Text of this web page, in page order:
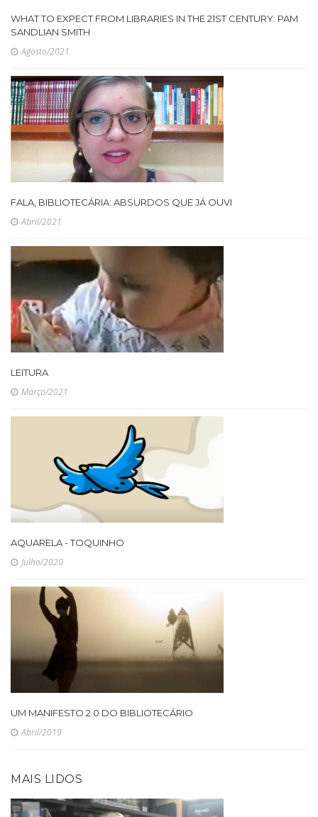
WHAT TO EXPECT FROM LIBRARIES IN THE 21ST CENTURY: PAM
SANDLIAN SMITH
Agosto/2021
FALA, BIBLIOTECÁRIA: ABSURDOS QUE JÁ OUVI
Abril/2021
LEITURA
Março/2021
AQUARELA - TOQUINHO
Julho/2020
UM MANIFESTO 2.0 DO BIBLIOTECÁRIO
Abril/2019
MAIS LIDOS